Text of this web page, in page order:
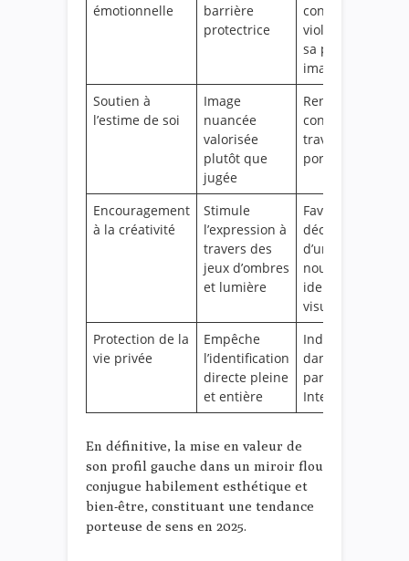
émotionnelle
barrière
protectrice
contact moins
violent avec
sa propre
image
Soutien à
l’estime de soi
Image
nuancée
valorisée
plutôt que
jugée
Renforce la
confiance à
travers des
portraits doux
Encouragement
à la créativité
Stimule
l’expression à
travers des
jeux d’ombres
et lumière
Favorise la
découverte
d’une
nouvelle
identité
visuelle
Protection de la
vie privée
Empêche
l’identification
directe pleine
et entière
Indispensable
dans le
partage sur
Internet
En définitive, la mise en valeur de
son profil gauche dans un miroir flou
conjugue habilement esthétique et
bien-être, constituant une tendance
porteuse de sens en 2025.